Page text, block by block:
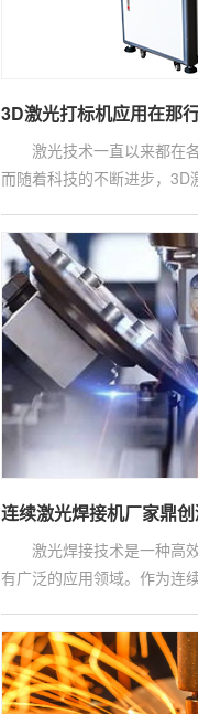
3D激光打标机应用在那
激光技术一直以来都在
而随着科技的不断进步，3D
激光焊接技术是一种高
有广泛的应用领域。作为连